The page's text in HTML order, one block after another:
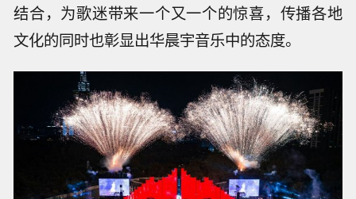
结合，为歌迷带来一个又一个的惊喜，传播各地
文化的同时也彰显出华晨宇音乐中的态度。